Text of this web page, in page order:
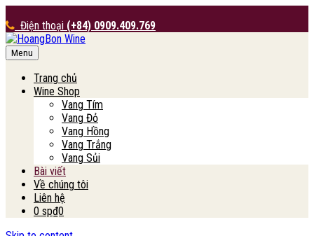
Điện thoại (+84) 0909.409.769
HoangBon Wine
Menu
Trang chủ
Wine Shop
Vang Tím
Vang Đỏ
Vang Hồng
Vang Trắng
Vang Sủi
Bài viết
Về chúng tôi
Liên hệ
0 sp₫0